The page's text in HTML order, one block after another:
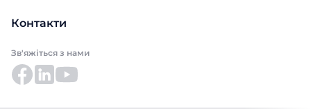
Контакти
Зв'яжіться з нами